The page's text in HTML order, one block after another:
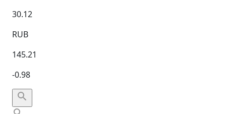
30.12
RUB
145.21
-0.98